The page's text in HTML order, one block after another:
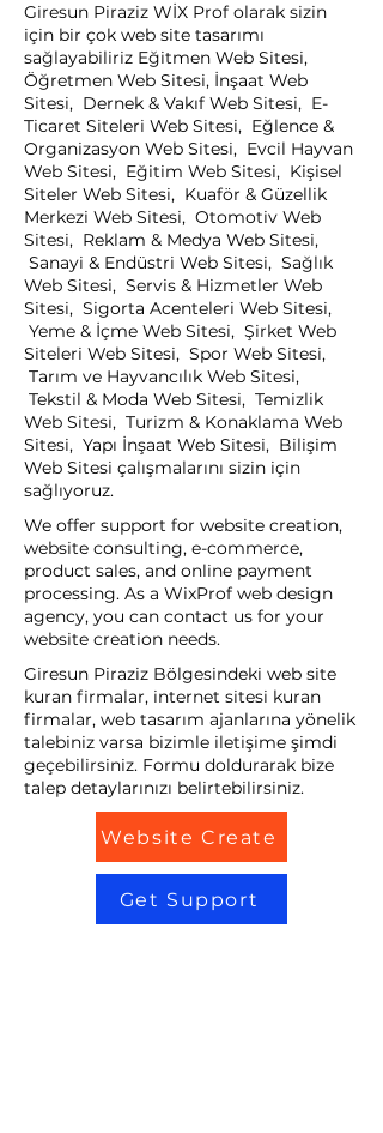
Giresun Piraziz WİX Prof olarak sizin
için bir çok web site tasarımı
sağlayabiliriz Eğitmen Web Sitesi,
Öğretmen Web Sitesi, İnşaat Web
Sitesi, Dernek & Vakıf Web Sitesi, E-
Ticaret Siteleri Web Sitesi, Eğlence &
Organizasyon Web Sitesi, Evcil Hayvan
Web Sitesi, Eğitim Web Sitesi, Kişisel
Siteler Web Sitesi, Kuaför & Güzellik
Merkezi Web Sitesi, Otomotiv Web
Sitesi, Reklam & Medya Web Sitesi,
Sanayi & Endüstri Web Sitesi, Sağlık
Web Sitesi, Servis & Hizmetler Web
Sitesi, Sigorta Acenteleri Web Sitesi,
Yeme & İçme Web Sitesi, Şirket Web
Siteleri Web Sitesi, Spor Web Sitesi,
Tarım ve Hayvancılık Web Sitesi,
Tekstil & Moda Web Sitesi, Temizlik
Web Sitesi, Turizm & Konaklama Web
Sitesi, Yapı İnşaat Web Sitesi, Bilişim
Web Sitesi çalışmalarını sizin için
sağlıyoruz.
We offer support for website creation,
website consulting, e-commerce,
product sales, and online payment
processing. As a WixProf web design
agency, you can contact us for your
website creation needs.
Giresun Piraziz Bölgesindeki web site
kuran firmalar, internet sitesi kuran
firmalar, web tasarım ajanlarına yönelik
talebiniz varsa bizimle iletişime şimdi
geçebilirsiniz. Formu doldurarak bize
talep detaylarınızı belirtebilirsiniz.
Website Create
Get Support